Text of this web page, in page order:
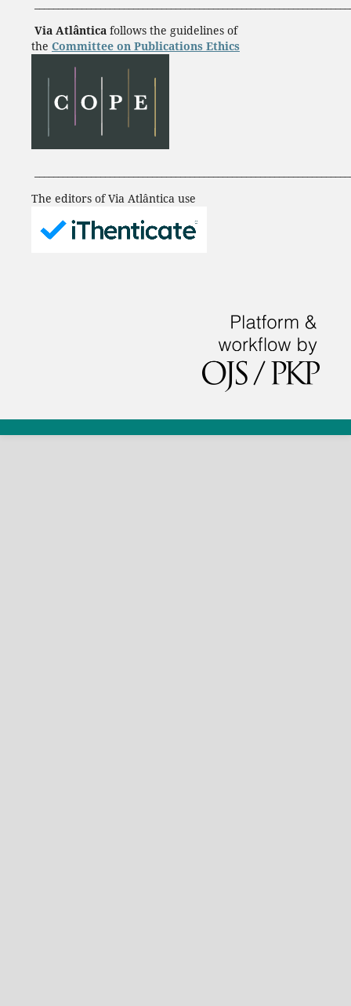
Via Atlânticafollows the guidelines of
the Committee on Publications Ethics
The editors of Via Atlântica use